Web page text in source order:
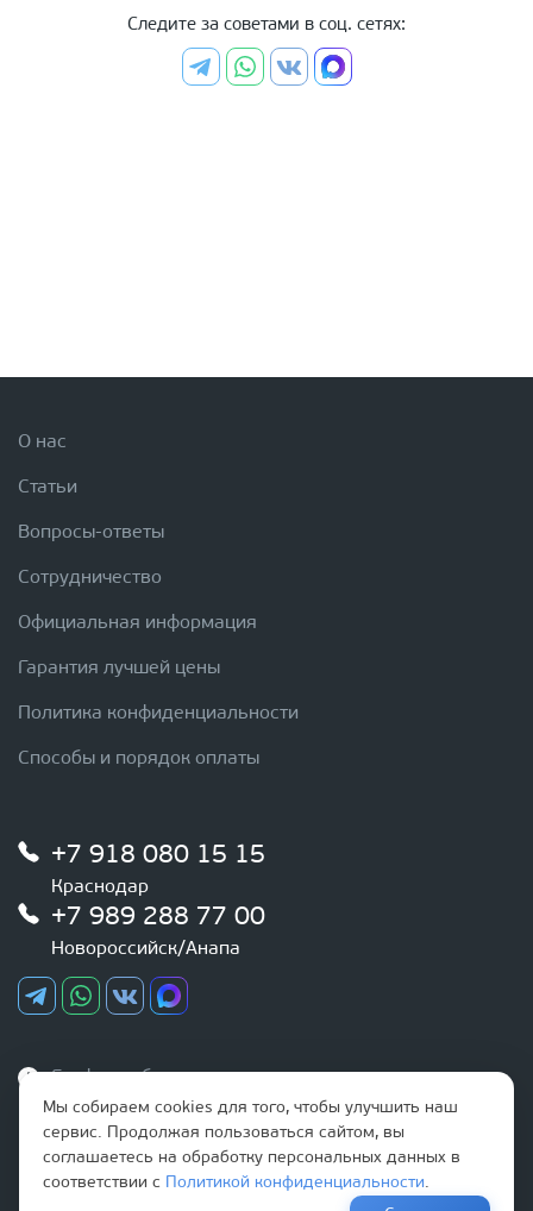
Следите за советами в соц. сетях:
О нас
Статьи
Вопросы-ответы
Сотрудничество
Официальная информация
Гарантия лучшей цены
Политика конфиденциальности
Способы и порядок оплаты
+7 918 080 15 15
Краснодар
+7 989 288 77 00
Новороссийск/Анапа
График работы
Ежедневно
с 9:00 до 20:00
Наша почта
Мы собираем cookies для того, чтобы улучшить наш
сервис. Продолжая пользоваться сайтом, вы
соглашаетесь на обработку персональных данных в
соответствии с
Политикой конфиденциальности.